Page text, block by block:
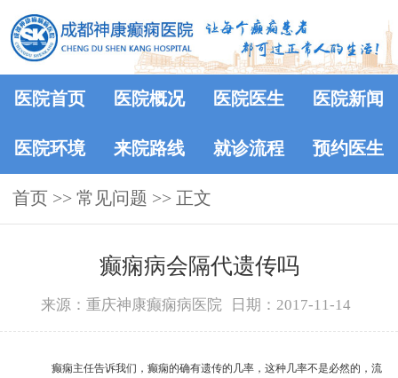
医院首页 医院概况 医院医生 医院新闻
医院环境 来院路线 就诊流程 预约医生
首页 >> 常见问题 >> 正文
癫痫病会隔代遗传吗
来源：重庆神康癫痫病医院 日期：2017-11-14
癫痫主任告诉我们，癫痫的确有遗传的几率，这种几率不是必然的，流